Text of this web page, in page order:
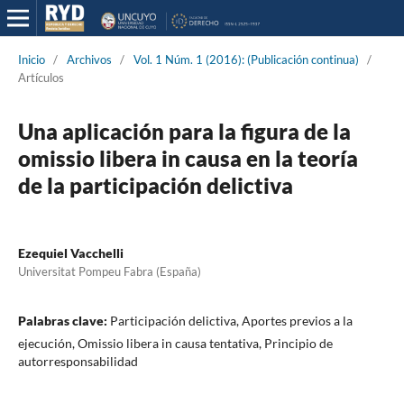
Inicio / Archivos / Vol. 1 Núm. 1 (2016): (Publicación continua)
/
Artículos
Una aplicación para la figura de la
omissio libera in causa en la teoría
de la participación delictiva
Ezequiel Vacchelli
Universitat Pompeu Fabra (España)
Palabras clave: Participación delictiva, Aportes previos a la
ejecución, Omissio libera in causa tentativa, Principio de
autorresponsabilidad